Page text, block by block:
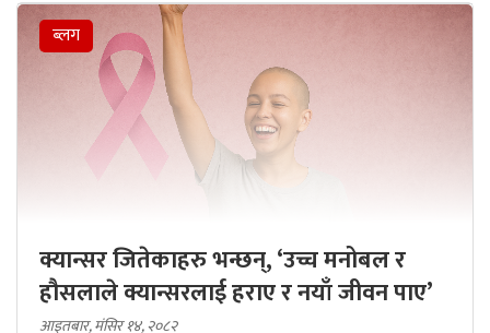
ब्लग
क्यान्सर जितेकाहरु भन्छन्, ‘उच्च मनोबल र
हौसलाले क्यान्सरलाई हराए र नयाँ जीवन पाए’
आइतबार, मंसिर १४, २०८२